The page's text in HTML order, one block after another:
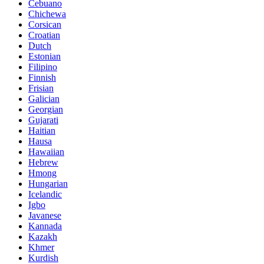
Cebuano
Chichewa
Corsican
Croatian
Dutch
Estonian
Filipino
Finnish
Frisian
Galician
Georgian
Gujarati
Haitian
Hausa
Hawaiian
Hebrew
Hmong
Hungarian
Icelandic
Igbo
Javanese
Kannada
Kazakh
Khmer
Kurdish